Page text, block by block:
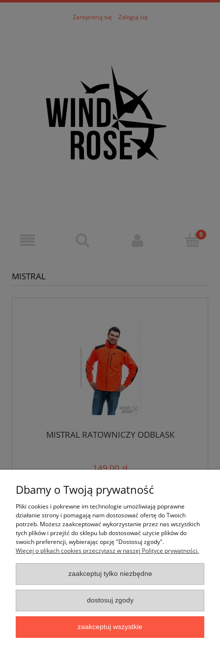
Zarejestruj się Zaloguj się
MISTRAL
MISTRAL RATOWNICZY ODBLASK
149,00 zł
do koszyka
Moje konto
Płatności i dostawa
Informacje
O nas
Dbamy o Twoją prywatność
Pliki cookies i pokrewne im technologie umożliwiają poprawne
działanie strony i pomagają nam dostosować ofertę do Twoich
potrzeb. Możesz zaakceptować wykorzystanie przez nas wszystkich
tych plików i przejść do sklepu lub dostosować użycie plików do
swoich preferencji, wybierając opcję "Dostosuj zgody".
Więcej o plikach cookies przeczytasz w naszej Polityce prywatności.
zaakceptuj tylko niezbędne
dostosuj zgody
zaakceptuj wszystkie